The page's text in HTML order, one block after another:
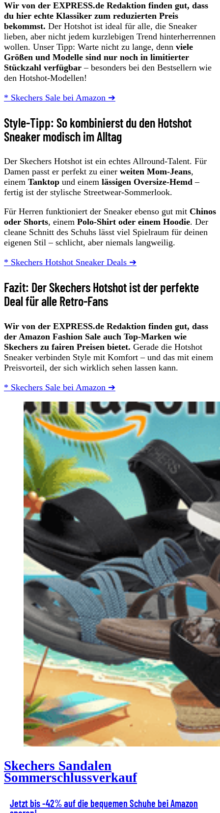
Wir von der EXPRESS.de Redaktion finden gut, dass
du hier echte Klassiker zum reduzierten Preis
bekommst. Der Hotshot ist ideal für alle, die Sneaker
lieben, aber nicht jedem kurzlebigen Trend hinterherrennen
wollen. Unser Tipp: Warte nicht zu lange, denn viele
Größen und Modelle sind nur noch in limitierter
Stückzahl verfügbar – besonders bei den Bestsellern wie
den Hotshot-Modellen!
* Skechers Sale bei Amazon ➔
Style-Tipp: So kombinierst du den Hotshot
Sneaker modisch im Alltag
Der Skechers Hotshot ist ein echtes Allround-Talent. Für
Damen passt er perfekt zu einer weiten Mom-Jeans,
einem Tanktop und einem lässigen Oversize-Hemd –
fertig ist der stylische Streetwear-Sommerlook.
Für Herren funktioniert der Sneaker ebenso gut mit Chinos
oder Shorts, einem Polo-Shirt oder einem Hoodie. Der
cleane Schnitt des Schuhs lässt viel Spielraum für deinen
eigenen Stil – schlicht, aber niemals langweilig.
* Skechers Hotshot Sneaker Deals ➔
Fazit: Der Skechers Hotshot ist der perfekte
Deal für alle Retro-Fans
Wir von der EXPRESS.de Redaktion finden gut, dass
der Amazon Fashion Sale auch Top-Marken wie
Skechers zu fairen Preisen bietet. Gerade die Hotshot
Sneaker verbinden Style mit Komfort – und das mit einem
Preisvorteil, der sich wirklich sehen lassen kann.
* Skechers Sale bei Amazon ➔
Skechers Sandalen
Sommerschlussverkauf
Jetzt bis -42% auf die bequemen Schuhe bei Amazon